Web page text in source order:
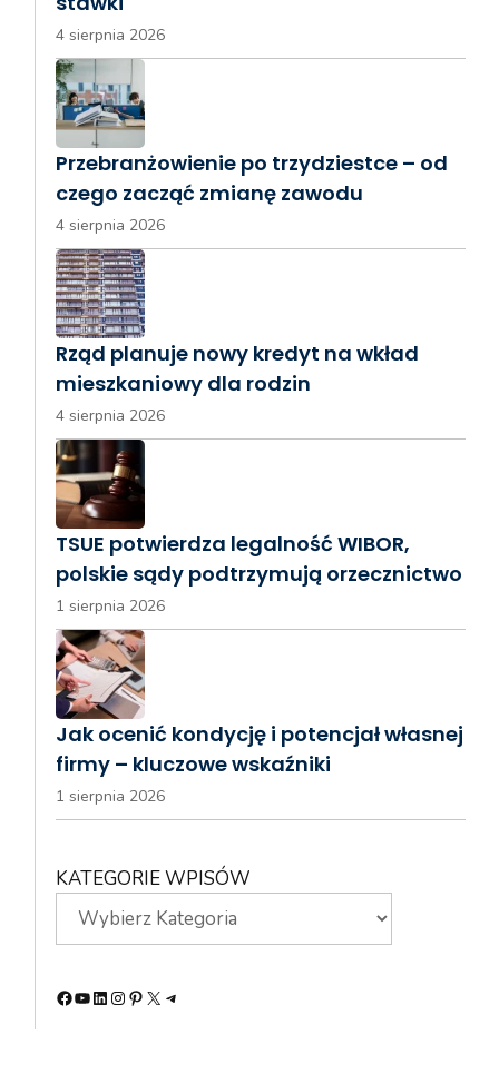
4 sierpnia 2026
Przebranżowienie po trzydziestce – od
czego zacząć zmianę zawodu
4 sierpnia 2026
Rząd planuje nowy kredyt na wkład
mieszkaniowy dla rodzin
4 sierpnia 2026
TSUE potwierdza legalność WIBOR,
polskie sądy podtrzymują orzecznictwo
1 sierpnia 2026
Jak ocenić kondycję i potencjał własnej
firmy – kluczowe wskaźniki
1 sierpnia 2026
KATEGORIE WPISÓW
Facebook
YouTube
LinkedIn
Instagram
Pinterest
X Telegram